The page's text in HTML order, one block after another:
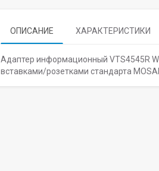
ОПИСАНИЕ ХАРАКТЕРИСТИКИ
Адаптер информационный VTS4545R
вставками/розетками стандарта